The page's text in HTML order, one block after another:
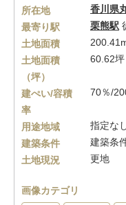
所在地 香川県
最寄り駅
栗熊駅
土地面積
土地面積
（坪）
60.62坪
建ぺい/容積
率
70％/
用途地域
指定な
建築条件
建築条
土地現況
更地
画像カテゴリ